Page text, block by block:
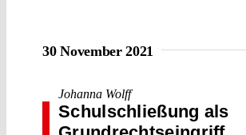
30 November 2021
Johanna Wolff
Schulschließung als